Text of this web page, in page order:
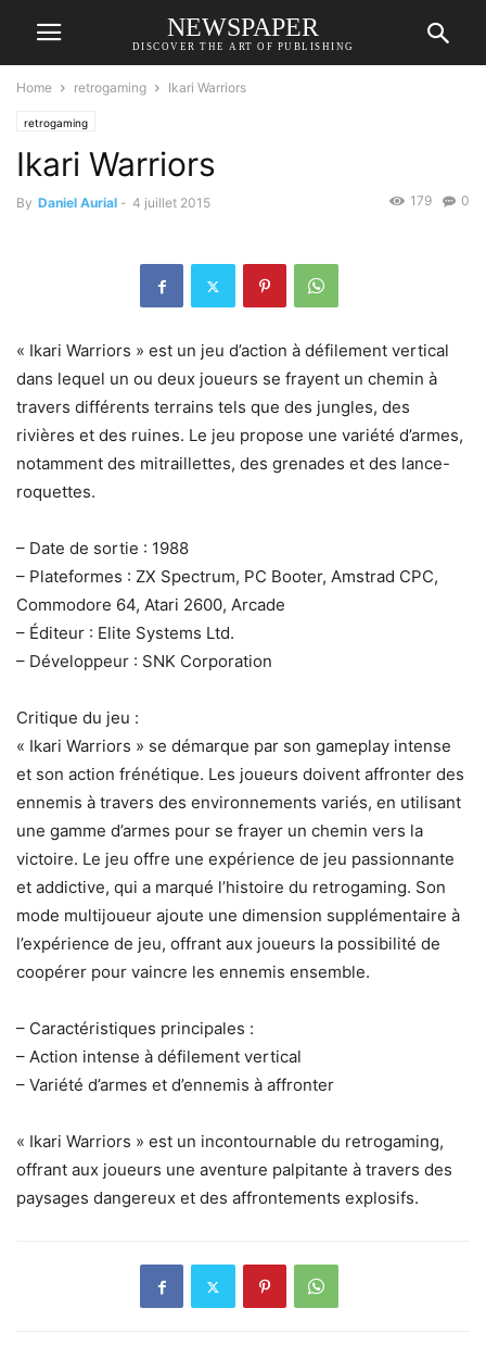
NEWSPAPER
DISCOVER THE ART OF PUBLISHING
Home retrogaming Ikari Warriors
retrogaming
Ikari Warriors
By Daniel Aurial - 4 juillet 2015 0
179
« Ikari Warriors » est un jeu d’action à défilement vertical
dans lequel un ou deux joueurs se frayent un chemin à
travers différents terrains tels que des jungles, des
rivières et des ruines. Le jeu propose une variété d’armes,
notamment des mitraillettes, des grenades et des lance-
roquettes.
– Date de sortie : 1988
– Plateformes : ZX Spectrum, PC Booter, Amstrad CPC,
Commodore 64, Atari 2600, Arcade
– Éditeur : Elite Systems Ltd.
– Développeur : SNK Corporation
Critique du jeu :
« Ikari Warriors » se démarque par son gameplay intense
et son action frénétique. Les joueurs doivent affronter des
ennemis à travers des environnements variés, en utilisant
une gamme d’armes pour se frayer un chemin vers la
victoire. Le jeu offre une expérience de jeu passionnante
et addictive, qui a marqué l’histoire du retrogaming. Son
mode multijoueur ajoute une dimension supplémentaire à
l’expérience de jeu, offrant aux joueurs la possibilité de
coopérer pour vaincre les ennemis ensemble.
– Caractéristiques principales :
– Action intense à défilement vertical
– Variété d’armes et d’ennemis à affronter
« Ikari Warriors » est un incontournable du retrogaming,
offrant aux joueurs une aventure palpitante à travers des
paysages dangereux et des affrontements explosifs.